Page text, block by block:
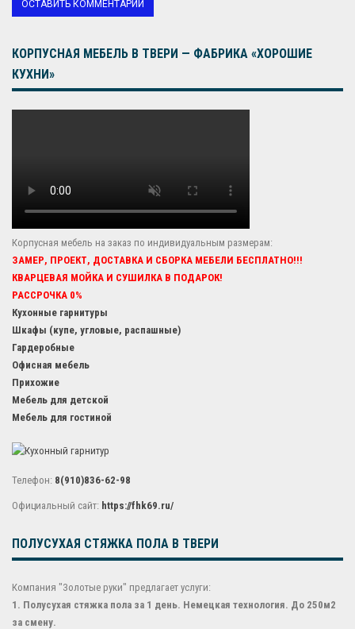
КОРПУСНАЯ МЕБЕЛЬ В ТВЕРИ — ФАБРИКА «ХОРОШИЕ
КУХНИ»
Корпусная мебель на заказ по индивидуальным размерам:
ЗАМЕР, ПРОЕКТ, ДОСТАВКА И СБОРКА МЕБЕЛИ БЕСПЛАТНО!!!
КВАРЦЕВАЯ МОЙКА И СУШИЛКА В ПОДАРОК!
РАССРОЧКА 0%
Кухонные гарнитуры
Шкафы (купе, угловые, распашные)
Гардеробные
Офисная мебель
Прихожие
Мебель для детской
Мебель для гостиной
Телефон: 8(910)836-62-98
Официальный сайт: https://fhk69.ru/
ПОЛУСУХАЯ СТЯЖКА ПОЛА В ТВЕРИ
Компания "Золотые руки" предлагает услуги:
1. Полусухая стяжка пола за 1 день. Немецкая технология. До 250м2
за смену.